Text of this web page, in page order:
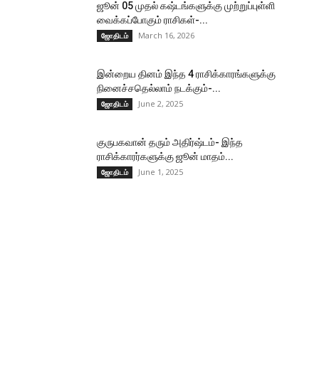
ஜூன் 05 முதல் கஷ்டங்களுக்கு முற்றுப்புள்ளி
வைக்கப்போகும் ராசிகள்-...
ஜோதிடம் March 16, 2026
இன்றைய தினம் இந்த 4 ராசிக்காரங்களுக்கு
நினைச்சதெல்லாம் நடக்கும்-...
ஜோதிடம் June 2, 2025
குருபகவான் தரும் அதிர்ஷ்டம்- இந்த
ராசிக்காரர்களுக்கு ஜூன் மாதம்...
ஜோதிடம் June 1, 2025